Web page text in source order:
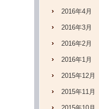
2016年4月
2016年3月
2016年2月
2016年1月
2015年12月
2015年11月